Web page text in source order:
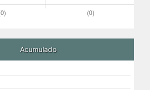
Acumulado